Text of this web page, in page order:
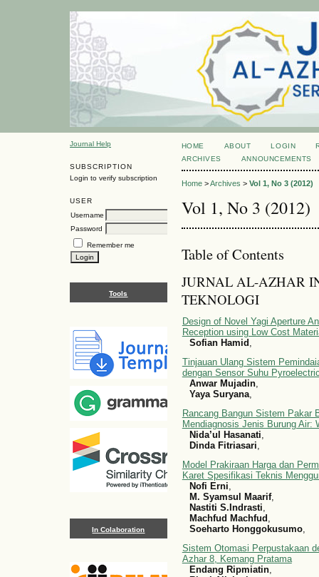
Journal Help
SUBSCRIPTION
Login to verify subscription
USER
Username
Password
Remember me
Tools
In Colaboration
HOME ABOUT LOGIN
ARCHIVES
ANNOUNCEMENTS
Home>Archives > Vol 1, No 3 (2012)
Vol 1, No 3 (2012)
Table of Contents
JURNAL AL-AZHAR
TEKNOLOGI
Design of Novel Yagi Aperture
Reception using Low Cost
Sofian Hamid
Tinjauan Ulang Sistem
dengan Sensor Suhu
Anwar Mujadin,
Yaya Suryana,
Rancang Bangun Sistem Pakar
Mendiagnosis Jenis Burung Air:
Nida’ul Hasanati
Dinda Fitriasari
Model Prakiraan Harga dan
Karet Spesifikasi Teknis
Nofi Erni
M. Syamsul Maarif,
Nastiti S.Indrasti
Machfud Machfud
Soeharto Honggokusumo,
Sistem Otomasi Perpustakaan
Azhar 8, Kemang Pratama
Endang Ripmiatin,